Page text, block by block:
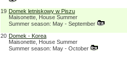
19 Domek letniskowy w Piszu
Maisonette, House Summer
Summer season: May - September
20 Domek - Korea
Maisonette, House Summer
Summer season: May - October